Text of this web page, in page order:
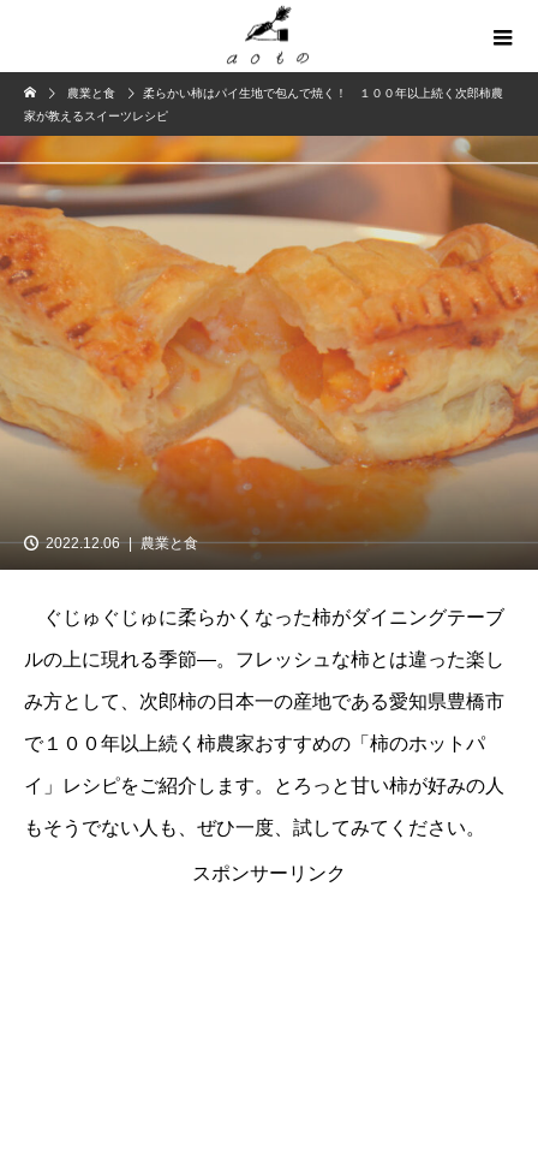
農業と食
柔らかい柿はパイ生地で包んで焼く！ １００年以上続く次郎柿農
家が教えるスイーツレシピ
2022.12.06 農業と食
ぐじゅぐじゅに柔らかくなった柿がダイニングテーブ
ルの上に現れる季節―。フレッシュな柿とは違った楽し
み方として、次郎柿の日本一の産地である愛知県豊橋市
で１００年以上続く柿農家おすすめの「柿のホットパ
イ」レシピをご紹介します。とろっと甘い柿が好みの人
もそうでない人も、ぜひ一度、試してみてください。
スポンサーリンク